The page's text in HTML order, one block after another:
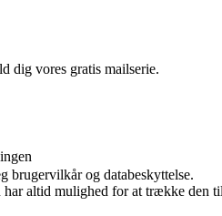
dig vores gratis mailserie.
brugervilkår og databeskyttelse.
altid mulighed for at trække den